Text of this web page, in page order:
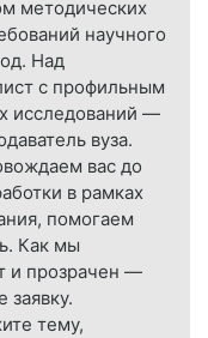
методических
научного
Над
с профильным
исследований —
вуза.
вас до
в рамках
помогаем
Как мы
и прозрачен —
заявку.
тему,